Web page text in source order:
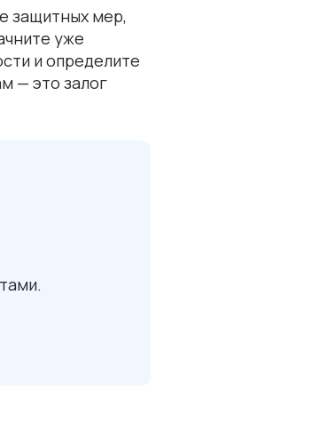
защитных мер,
уже
и определите
— это залог